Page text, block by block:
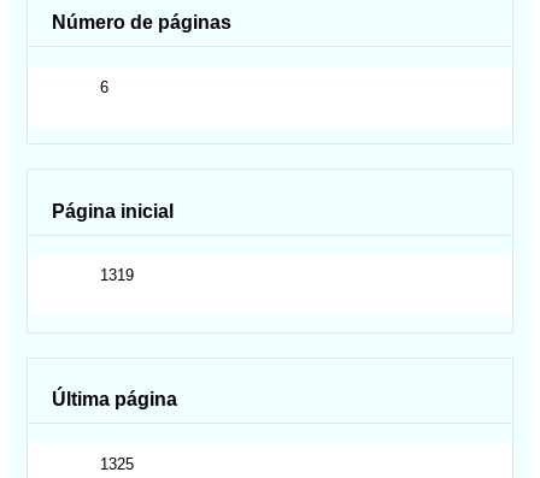
Número de páginas
6
Página inicial
1319
Última página
1325